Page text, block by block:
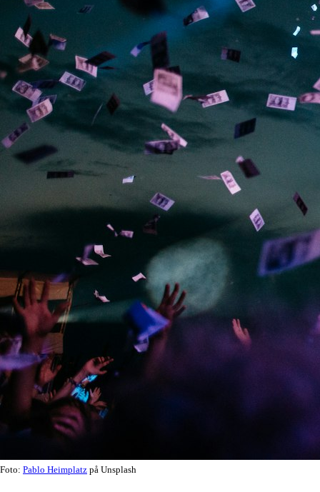
Foto: Pablo Heimplatz på Unsplash